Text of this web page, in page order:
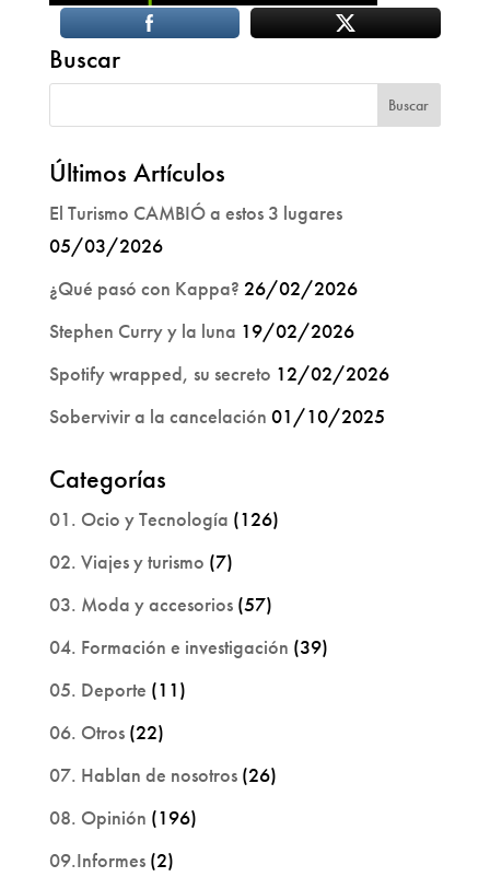
Buscar
Últimos Artículos
El Turismo CAMBIÓ a estos 3 lugares
05/03/2026
¿Qué pasó con Kappa? 26/02/2026
Stephen Curry y la luna 19/02/2026
Spotify wrapped, su secreto 12/02/2026
Sobervivir a la cancelación 01/10/2025
Categorías
01. Ocio y Tecnología (126)
02. Viajes y turismo (7)
03. Moda y accesorios(57)
04. Formación e investigación (39)
05. Deporte (11)
06. Otros(22)
07. Hablan de nosotros(26)
08. Opinión (196)
09.Informes(2)